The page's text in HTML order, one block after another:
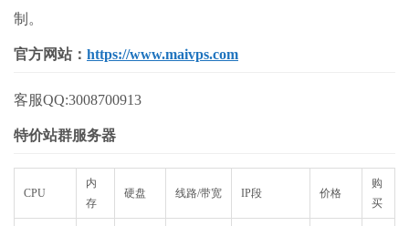
制。
官方网站： https://www.maivps.com
客服QQ:3008700913
特价站群服务器
CPU
内
存
硬盘 线路/带宽 IP段 价格
购
买